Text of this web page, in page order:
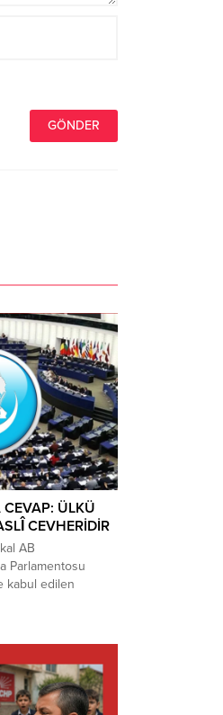
ÜLKÜ
CEVHERİDİR
AB
Parlamentosu
kabul edilen
olmaktan
fay hatlarını